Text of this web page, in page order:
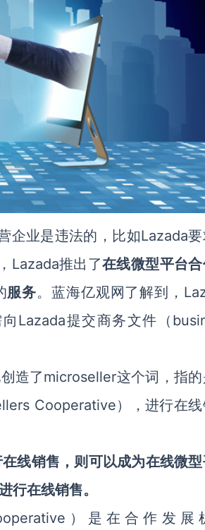
企业是违法的，比如Lazada
Lazada推出了在线微型平台
服务。蓝海亿观网了解到，
Lazada提交商务文件（
造了microseller这个词，指
Cooperative），进行在线
线销售，则可以成为在线微
在线销售。
）是在合作发展